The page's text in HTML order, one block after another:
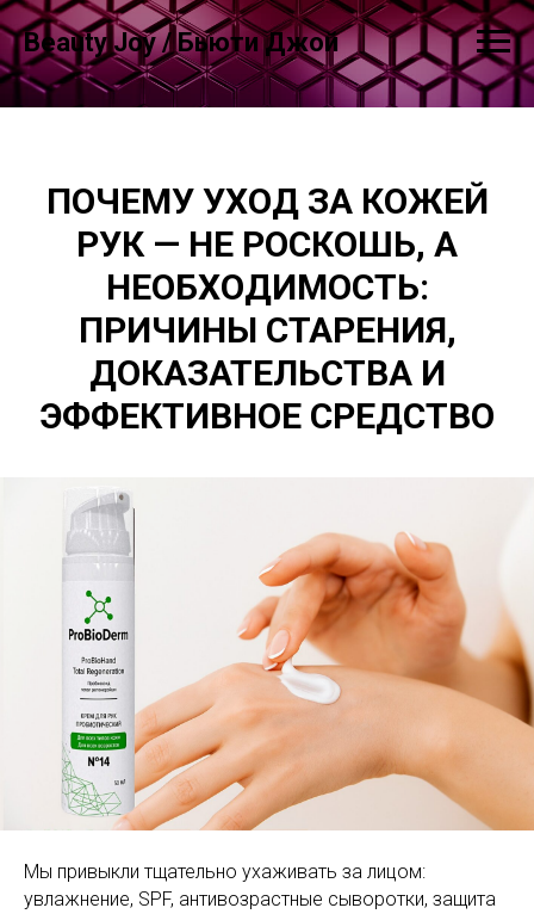
Beauty Joy / Бьюти Джой
ПОЧЕМУ УХОД ЗА КОЖЕЙ
РУК — НЕ РОСКОШЬ, А
НЕОБХОДИМОСТЬ:
ПРИЧИНЫ СТАРЕНИЯ,
ДОКАЗАТЕЛЬСТВА И
ЭФФЕКТИВНОЕ СРЕДСТВО
Мы привыкли тщательно ухаживать за лицом:
увлажнение, SPF, антивозрастные сыворотки, защита